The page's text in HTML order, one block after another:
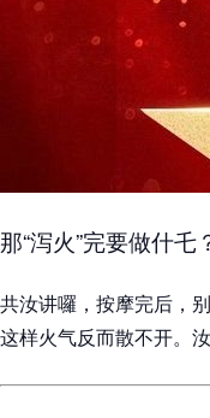
那“泻火”完要做什乇
共汝讲囉，按摩完后，
这样火气反而散不开。